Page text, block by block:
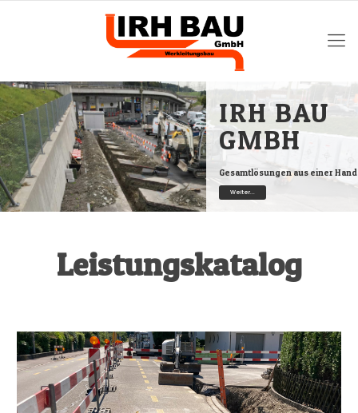
IRH BAU
GMBH
Gesamtlösungen aus einer
Weiter...
Leistungskatalog